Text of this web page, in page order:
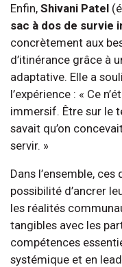
Enfin, Shivani Patel
sac à dos de survie
concrètement aux
d’itinérance grâce à
adaptative. Elle a
l’expérience : « Ce
immersif. Être sur le
savait qu’on
servir. »
Dans l’ensemble,
possibilité d’ancrer
les réalités
tangibles avec les
compétences
systémique et en